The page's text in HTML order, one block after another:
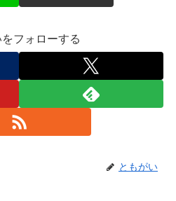
フォローする
ともがい